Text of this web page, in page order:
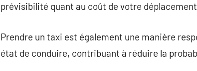
prévisibilité quant au coût de votre
Prendre un taxi est également une manière
état de conduire, contribuant à réduire la